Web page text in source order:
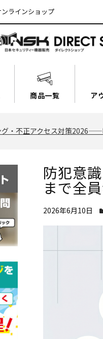
ラインショップ
商品一覧 ア
・不正アクセス対策
防犯意
まで全
2026年6月10日